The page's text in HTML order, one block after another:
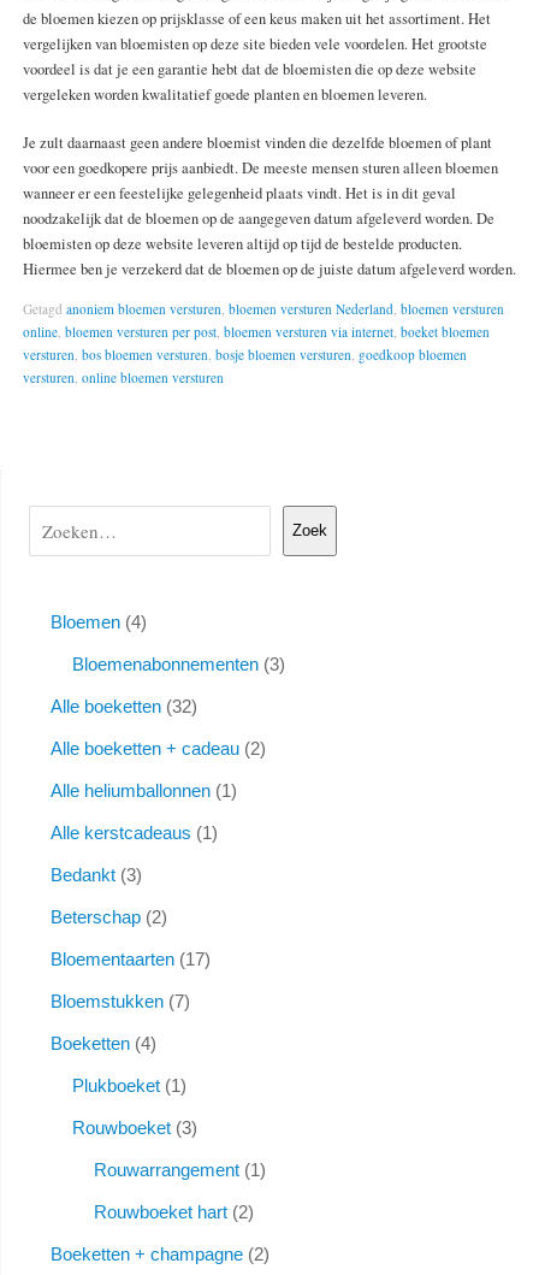
de bloemen kiezen op prijsklasse of een keus maken uit het assortiment. Het
vergelijken van bloemisten op deze site bieden vele voordelen. Het grootste
voordeel is dat je een garantie hebt dat de bloemisten die op deze website
vergeleken worden kwalitatief goede planten en bloemen leveren.
Je zult daarnaast geen andere bloemist vinden die dezelfde bloemen of plant
voor een goedkopere prijs aanbiedt. De meeste mensen sturen alleen bloemen
wanneer er een feestelijke gelegenheid plaats vindt. Het is in dit geval
noodzakelijk dat de bloemen op de aangegeven datum afgeleverd worden. De
bloemisten op deze website leveren altijd op tijd de bestelde producten.
Hiermee ben je verzekerd dat de bloemen op de juiste datum afgeleverd worden.
Getagd anoniem bloemen versturen bloemen versturen Nederland bloemen versturen
online, bloemen versturen per post, bloemen versturen via internet, boeket bloemen
versturen bos bloemen versturen bosje bloemen versturen goedkoop bloemen
versturen online bloemen versturen
Zoek
Bloemen 4
Bloemenabonnementen 3
Alle boeketten 32
Alle boeketten + cadeau 2
Alle heliumballonnen 1
Alle kerstcadeaus 1
Bedankt 3
Beterschap 2
Bloementaarten 17
Bloemstukken 7
Boeketten 4
Plukboeket 1
Rouwboeket 3
Rouwarrangement 1
Rouwboeket hart 2
Boeketten + champagne 2